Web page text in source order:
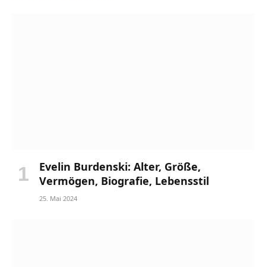
Evelin Burdenski: Alter, Größe,
Vermögen, Biografie, Lebensstil
25. Mai 2024